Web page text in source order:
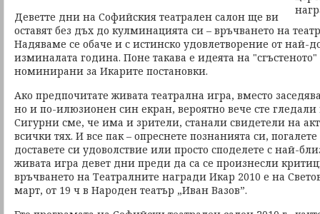
Деветте дни на Софийския театрален салон ще ви
оставят без дъх до кулминацията си – връчването на
Надяваме се обаче и с истинско удовлетворение от най-
изминалата година. Поне такава е идеята на
номинирани за Икарите постановки.
Ако предпочитате живата театрална игра, вместо
но и по-илюзионен син екран, вероятно вече сте гледали
Сигурни сме, че има и зрители, станали свидетели на
всички тях. И все пак – опреснете познанията си,
доставете си удоволствие или просто споделете с най-
живата игра девет дни преди да са се произнесли
връчването на Театралните награди Икар 2010 е на
март, от 19 ч в Народен театър „Иван Вазов”.